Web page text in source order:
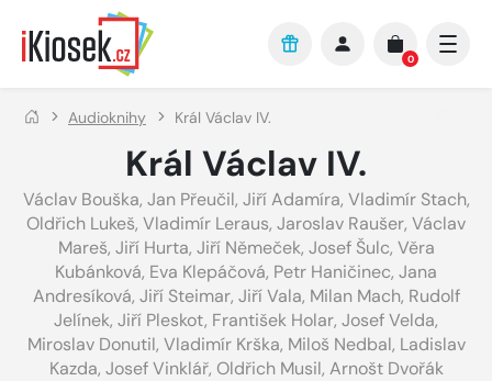
Přejít na hlavní obsah
0
Audioknihy Král Václav IV.
Král Václav IV.
Václav Bouška, Jan Přeučil, Jiří Adamíra, Vladimír Stach,
Oldřich Lukeš, Vladimír Leraus, Jaroslav Raušer, Václav
Mareš, Jiří Hurta, Jiří Němeček, Josef Šulc, Věra
Kubánková, Eva Klepáčová, Petr Haničinec, Jana
Andresíková, Jiří Steimar, Jiří Vala, Milan Mach, Rudolf
Jelínek, Jiří Pleskot, František Holar, Josef Velda,
Miroslav Donutil, Vladimír Krška, Miloš Nedbal, Ladislav
Kazda, Josef Vinklář, Oldřich Musil, Arnošt Dvořák